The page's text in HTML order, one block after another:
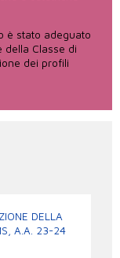
è stato adeguato
della Classe di
dei profili
DELLA
A.A. 23-24